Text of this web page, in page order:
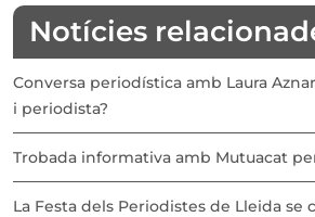
Notícies
Conversa periodística amb Laura
i periodista?
Trobada informativa amb Mutuacat
La Festa dels Periodistes de Lleida se